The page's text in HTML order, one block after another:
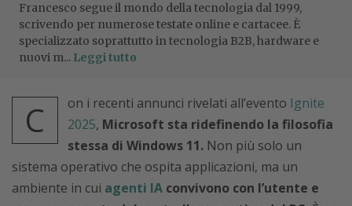
Francesco segue il mondo della tecnologia dal 1999,
scrivendo per numerose testate online e cartacee. È
specializzato soprattutto in tecnologia B2B, hardware e
nuovi m... Leggi tutto
C on i recenti annunci rivelati all’evento Ignite
2025, Microsoft sta ridefinendo la filosofia
stessa di Windows 11. Non più solo un
sistema operativo che ospita applicazioni, ma un
ambiente in cui agenti IA convivono con l’utente e